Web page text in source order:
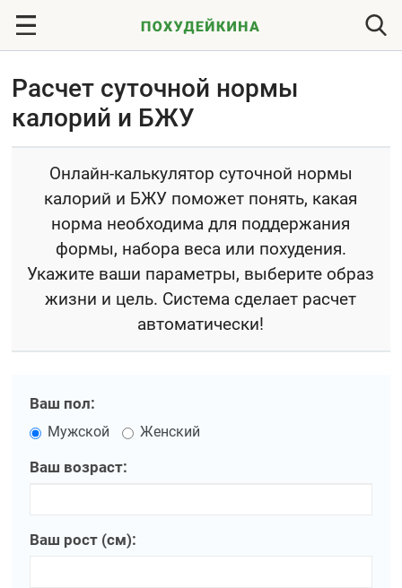
Расчет суточной нормы
калорий и БЖУ
Онлайн-калькулятор суточной нормы
калорий и БЖУ поможет понять, какая
норма необходима для поддержания
формы, набора веса или похудения.
Укажите ваши параметры, выберите образ
жизни и цель. Система сделает расчет
автоматически!
Ваш пол:
Мужской Женский
Ваш возраст:
Ваш рост (см):